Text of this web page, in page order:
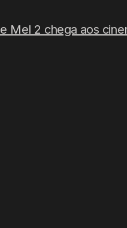
Mel 2 chega aos